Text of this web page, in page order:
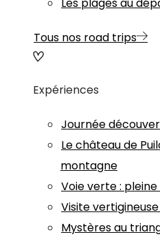
Les plages au
Tous nos road trips
Expériences
Journée
Le château de
montagne
Voie verte :
Visite
Mystères au